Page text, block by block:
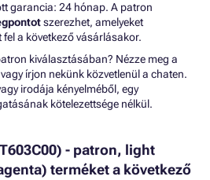
garancia: 24 hónap. A patron
szerezhet, amelyeket
a következő vásárlásakor.
kiválasztásában? Nézze meg a
írjon nekünk közvetlenül a chaten.
irodája kényelméből, egy
kötelezettsége nélkül.
- patron, light
terméket a következő